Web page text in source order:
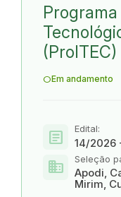
(ProITEC)
Em andamento
article Edital:
14/2026
domain Seleção
Apodi,
Mirim,